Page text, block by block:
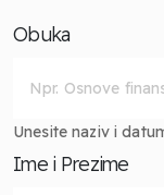
Obuka
Unesite naziv i
Ime i Prezime